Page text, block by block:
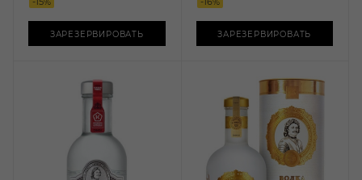
ЗАРЕЗЕРВИРОВАТЬ ЗАРЕЗЕРВИРОВАТЬ